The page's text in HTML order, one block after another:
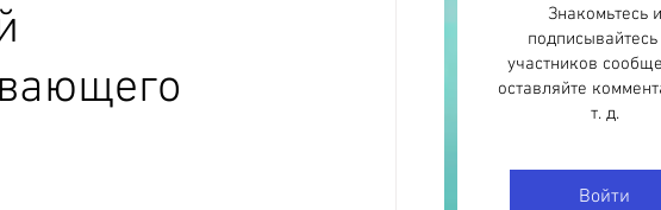
Знакомьтесь и
участников
оставляйте
т. д.
Войти